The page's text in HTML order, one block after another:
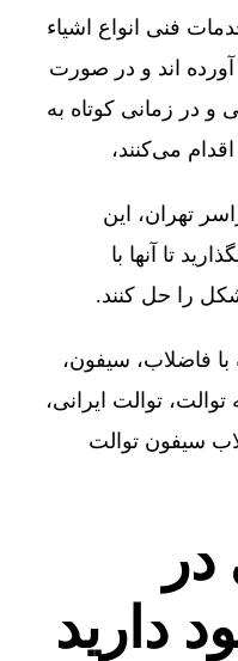
فنی انواع اشیاء
آورده اند و در صورت
در زمانی کوتاه به
می‌کنند،
تهران، این
تا آنها با
را حل کنند.
فاضلاب، سیفون،
توالت ایرانی،
سیفون توالت
دارید